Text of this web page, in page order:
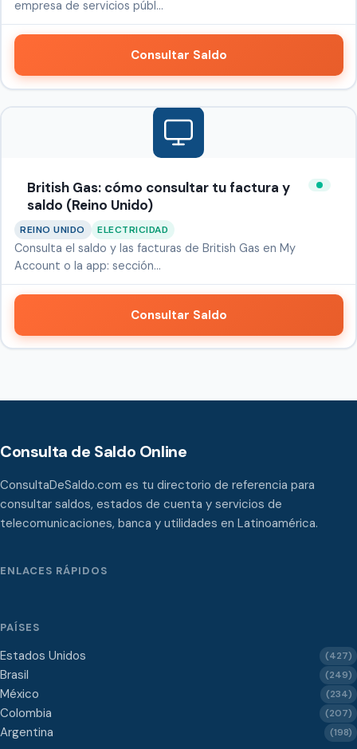
empresa de servicios públ…
Consultar Saldo
British Gas: cómo consultar tu factura y
saldo (Reino Unido)
REINO UNIDO ELECTRICIDAD
Consulta el saldo y las facturas de British Gas en My
Account o la app: sección…
Consultar Saldo
Consulta de Saldo Online
ConsultaDeSaldo.com es tu directorio de referencia para
consultar saldos, estados de cuenta y servicios de
telecomunicaciones, banca y utilidades en Latinoamérica.
ENLACES RÁPIDOS
PAÍSES
Estados Unidos (427)
Brasil (249)
México (234)
Colombia (207)
Argentina (198)